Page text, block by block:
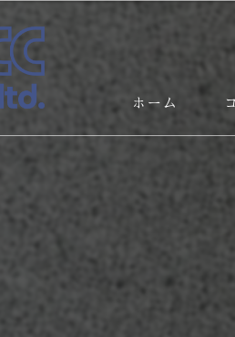
ホーム